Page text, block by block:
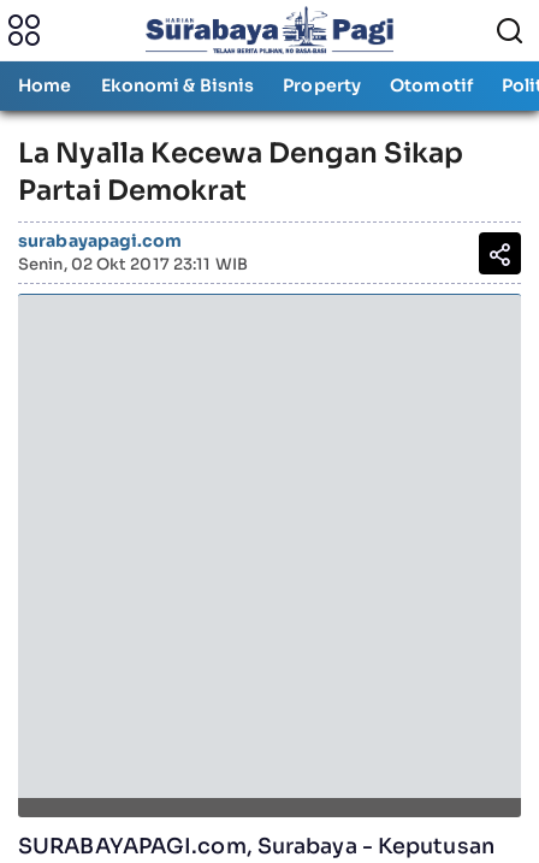
Home Ekonomi & Bisnis Property Otomotif
La Nyalla Kecewa Dengan Sikap
Partai Demokrat
surabayapagi.com
Senin, 02 Okt 2017 23:11 WIB
SURABAYAPAGI.com, Surabaya - Keputusan